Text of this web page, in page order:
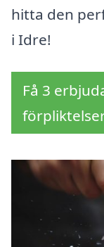
hitta den
i Idre!
Få 3